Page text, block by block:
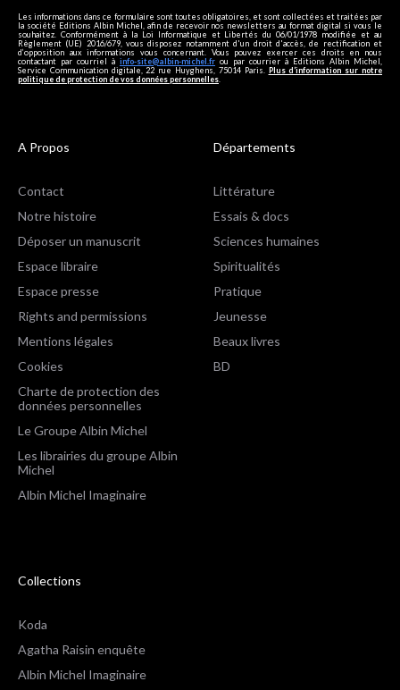
Les informations dans ce formulaire sont toutes obligatoires, et sont collectées et traitées par
la société Editions Albin Michel, afin de recevoir nos newsletters au format digital si vous le
souhaitez. Conformément à la Loi Informatique et Libertés du 06/01/1978 modifiée et au
Règlement (UE) 2016/679, vous disposez notamment d'un droit d'accès, de rectification et
d’opposition aux informations vous concernant. Vous pouvez exercer ces droits en nous
contactant par courriel à info-site@albin-michel.fr ou par courrier à Editions Albin Michel,
Service Communication digitale, 22 rue Huyghens, 75014 Paris. Plus d’information sur notre
politique de protection de vos données personnelles
A Propos
Contact
Notre histoire
Déposer un manuscrit
Espace libraire
Espace presse
Rights and permissions
Mentions légales
Cookies
Charte de protection des
données personnelles
Le Groupe Albin Michel
Les librairies du groupe Albin
Michel
Albin Michel Imaginaire
Départements
Littérature
Essais & docs
Sciences humaines
Spiritualités
Pratique
Jeunesse
Beaux livres
BD
Collections
Koda
Agatha Raisin enquête
Albin Michel Imaginaire